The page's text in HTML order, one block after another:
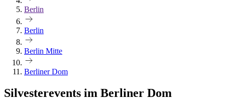
Berlin
Berlin
Berlin Mitte
Berliner Dom
Silvesterevents im Berliner Dom